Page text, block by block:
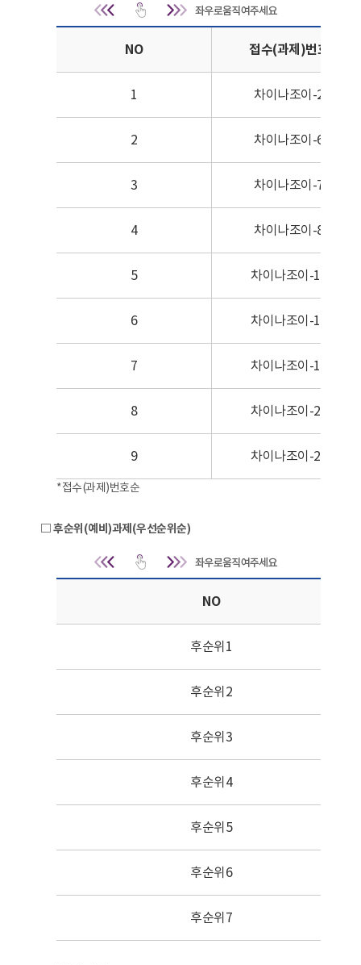
최종 선정결과 | NO, 접수(과제)
NO 접수(과제)번호
1 차이나조이-2
2 차이나조이-6
3 차이나조이-7
4 차이나조이-8
5 차이나조이-10
6 차이나조이-16
7 차이나조이-18
8 차이나조이-20
9 차이나조이-27
*접수(과제)번호순
□ 후순위(예비)과제(우선순위순)
후순위(예비)과제(우선순위
NO
후순위1
후순위2
후순위3
후순위4
후순위5
후순위6
후순위7